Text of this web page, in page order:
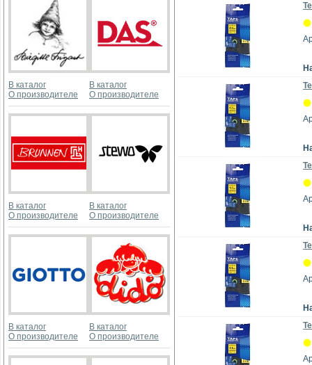
В каталог
О производителе
В каталог
О производителе
В каталог
О производителе
В каталог
О производителе
В каталог
О производителе
В каталог
О производителе